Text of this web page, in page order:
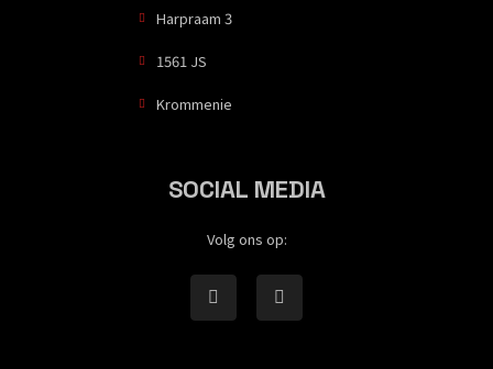
Harpraam 3
1561 JS
Krommenie
SOCIAL MEDIA
Volg ons op: